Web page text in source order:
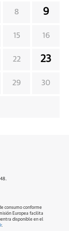
8 9
15 16
22 23
29 30
consumo conforme
Europea facilita
disponible en el
.